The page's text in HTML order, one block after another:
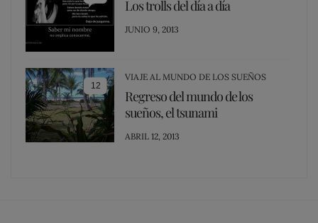
Los trolls del día a día
POSTED
JUNIO 9, 2013
12
VIAJE AL MUNDO DE LOS SUEÑOS
Regreso del mundo de los
sueños, el tsunami
POSTED
ABRIL 12, 2013